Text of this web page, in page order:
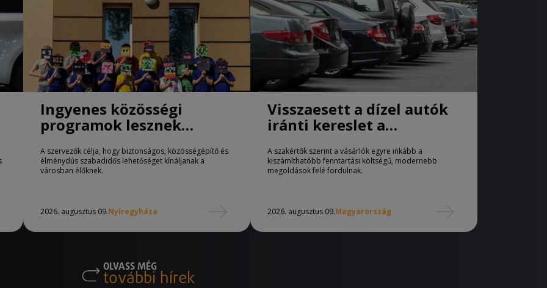
Ingyenes közösségi
programok lesznek
Nyíregyházán
A szervezők célja, hogy biztonságos, közösségépítő és
élménydús szabadidős lehetőséget kínáljanak a
városban élőknek.
2026. augusztus 09.Nyíregyháza
Visszaesett a dízel autók
iránti kereslet a
A szakértők szerint a vásárlók egyre inkább a
kiszámíthatóbb fenntartási költségű, modernebb
megoldások felé fordulnak.
2026. augusztus 09.Magyarország
OLVASS MÉG
további hírek